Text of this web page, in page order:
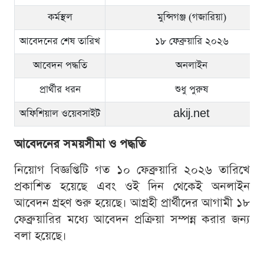
কর্মস্থল
মুন্সিগঞ্জ (গজারিয়া)
আবেদনের শেষ তারিখ
১৮ ফেব্রুয়ারি ২০২৬
আবেদন পদ্ধতি
অনলাইন
প্রার্থীর ধরন
শুধু পুরুষ
অফিশিয়াল ওয়েবসাইট
akij.net
আবেদনের সময়সীমা ও পদ্ধতি
নিয়োগ বিজ্ঞপ্তিটি গত ১০ ফেব্রুয়ারি ২০২৬ তারিখে
প্রকাশিত হয়েছে এবং ওই দিন থেকেই অনলাইন
আবেদন গ্রহণ শুরু হয়েছে। আগ্রহী প্রার্থীদের আগামী ১৮
ফেব্রুয়ারির মধ্যে আবেদন প্রক্রিয়া সম্পন্ন করার জন্য
বলা হয়েছে।